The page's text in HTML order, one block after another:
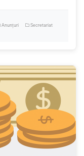
Anunțuri Secretariat